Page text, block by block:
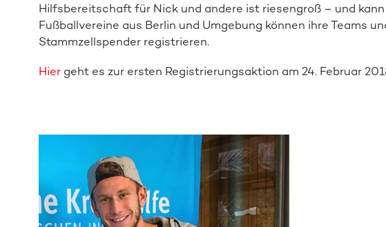
Hilfsbereitschaft für Nick und andere ist riesengroß – und
Fußballvereine aus Berlin und Umgebung können ihre Teams
Stammzellspender registrieren.
Hiergeht es zur ersten Registrierungsaktion am 24. Februar